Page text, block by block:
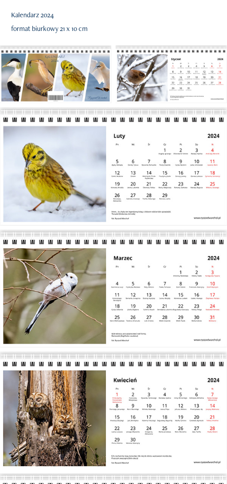
Kalendarz 2024
format biurkowy 21 x 10 cm